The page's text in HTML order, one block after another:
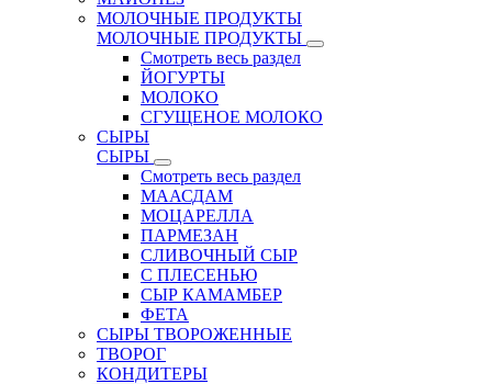
МОЛОЧНЫЕ ПРОДУКТЫ
МОЛОЧНЫЕ ПРОДУКТЫ
Смотреть весь раздел
ЙОГУРТЫ
МОЛОКО
СГУЩЕНОЕ МОЛОКО
СЫРЫ
СЫРЫ
Смотреть весь раздел
МААСДАМ
МОЦАРЕЛЛА
ПАРМЕЗАН
СЛИВОЧНЫЙ СЫР
С ПЛЕСЕНЬЮ
СЫР КАМАМБЕР
ФЕТА
СЫРЫ ТВОРОЖЕННЫЕ
ТВОРОГ
КОНДИТЕРЫ